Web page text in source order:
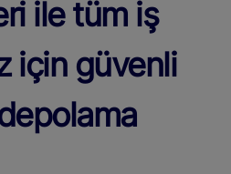
ile tüm iş
için güvenli